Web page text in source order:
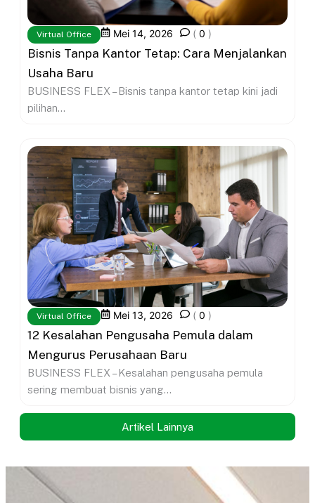
Virtual Office Mei 14, 2026 ( 0 )
Bisnis Tanpa Kantor Tetap: Cara Menjalankan
Usaha Baru
BUSINESS FLEX – Bisnis tanpa kantor tetap kini jadi
pilihan...
Virtual Office Mei 13, 2026 ( 0 )
12 Kesalahan Pengusaha Pemula dalam
Mengurus Perusahaan Baru
BUSINESS FLEX – Kesalahan pengusaha pemula
sering membuat bisnis yang...
Artikel Lainnya